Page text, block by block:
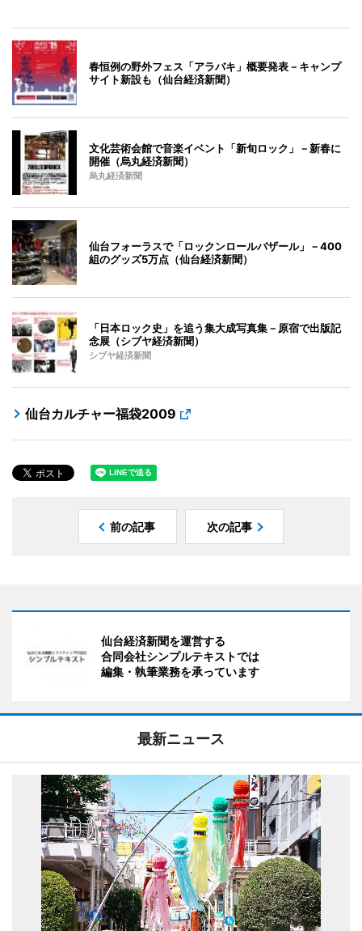
春恒例の野外フェス「アラバキ」概要発表－キャンプ
サイト新設も（仙台経済新聞）
文化芸術会館で音楽イベント「新旬ロック」－新春に
開催（烏丸経済新聞）
烏丸経済新聞
仙台フォーラスで「ロックンロールバザール」－400
組のグッズ5万点（仙台経済新聞）
「日本ロック史」を追う集大成写真集－原宿で出版記
念展（シブヤ経済新聞）
シブヤ経済新聞
仙台カルチャー福袋2009
前の記事 次の記事
仙台経済新聞を運営する
合同会社シンプルテキストでは
編集・執筆業務を承っています
最新ニュース